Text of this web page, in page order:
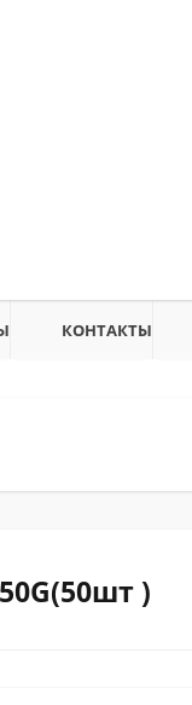
КОНТАКТЫ
)